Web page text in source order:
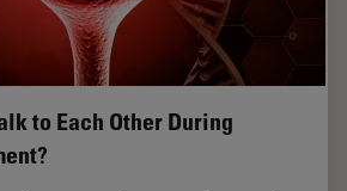
to Each Other During